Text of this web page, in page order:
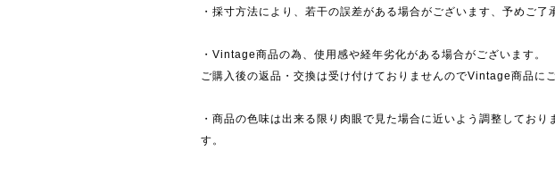
・採寸方法により、若干の誤差がある場合がございます、予めご了
・Vintage商品の為、使用感や経年劣化がある場合がございます。
ご購入後の返品・交換は受け付けておりませんのでVintage商品に
・商品の色味は出来る限り肉眼で見た場合に近いよう調整してお
す。